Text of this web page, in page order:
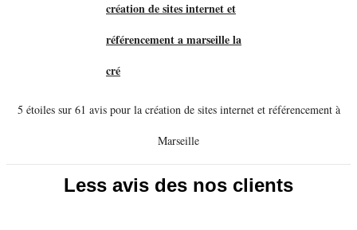
5 étoiles sur 61 avis pour la création de sites internet et référencement à
Marseille
Less avis des nos clients